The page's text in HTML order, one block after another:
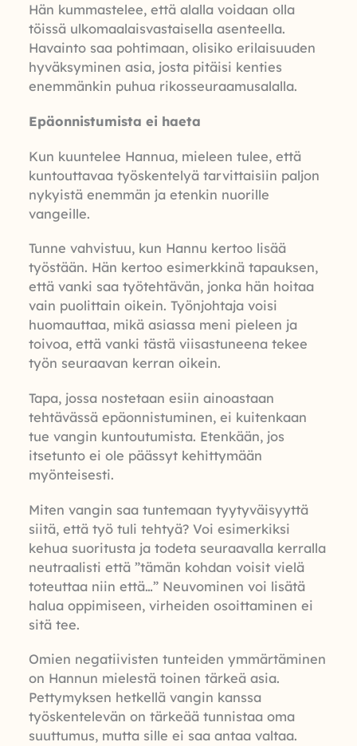
Hän kummastelee, että alalla voidaan olla
töissä ulkomaalaisvastaisella asenteella.
Havainto saa pohtimaan, olisiko erilaisuuden
hyväksyminen asia, josta pitäisi kenties
enemmänkin puhua rikosseuraamusalalla.
Epäonnistumista ei haeta
Kun kuuntelee Hannua, mieleen tulee, että
kuntouttavaa työskentelyä tarvittaisiin paljon
nykyistä enemmän ja etenkin nuorille
vangeille.
Tunne vahvistuu, kun Hannu kertoo lisää
työstään. Hän kertoo esimerkkinä tapauksen,
että vanki saa työtehtävän, jonka hän hoitaa
vain puolittain oikein. Työnjohtaja voisi
huomauttaa, mikä asiassa meni pieleen ja
toivoa, että vanki tästä viisastuneena tekee
työn seuraavan kerran oikein.
Tapa, jossa nostetaan esiin ainoastaan
tehtävässä epäonnistuminen, ei kuitenkaan
tue vangin kuntoutumista. Etenkään, jos
itsetunto ei ole päässyt kehittymään
myönteisesti.
Miten vangin saa tuntemaan tyytyväisyyttä
siitä, että työ tuli tehtyä? Voi esimerkiksi
kehua suoritusta ja todeta seuraavalla kerralla
neutraalisti että ”tämän kohdan voisit vielä
toteuttaa niin että…” Neuvominen voi lisätä
halua oppimiseen, virheiden osoittaminen ei
sitä tee.
Omien negatiivisten tunteiden ymmärtäminen
on Hannun mielestä toinen tärkeä asia.
Pettymyksen hetkellä vangin kanssa
työskentelevän on tärkeää tunnistaa oma
suuttumus, mutta sille ei saa antaa valtaa.